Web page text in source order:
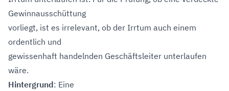
Gewinnausschüttung
vorliegt, ist es irrelevant, ob der Irrtum auch einem
ordentlich und
gewissenhaft handelnden Geschäftsleiter unterlaufen
wäre.
Hintergrund: Eine